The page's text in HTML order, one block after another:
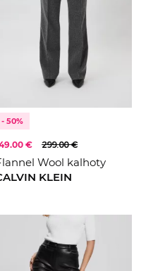
- 50%
€ 299.00 €
Wool kalhoty
KLEIN